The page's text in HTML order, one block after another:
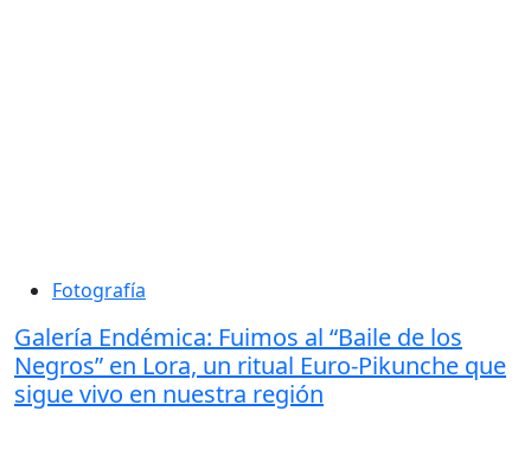
Fotografía
Galería Endémica: Fuimos al “Baile de los
Negros” en Lora, un ritual Euro-Pikunche que
sigue vivo en nuestra región